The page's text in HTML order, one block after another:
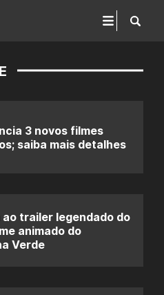
3 novos filmes
saiba mais detalhes
trailer legendado do
animado do
Verde